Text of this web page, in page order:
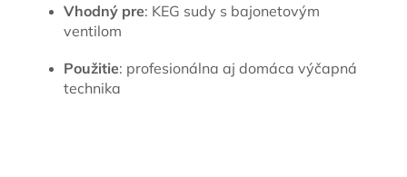
Vhodný pre: KEG sudy s bajonetovým
ventilom
Použitie: profesionálna aj domáca výčapná
technika